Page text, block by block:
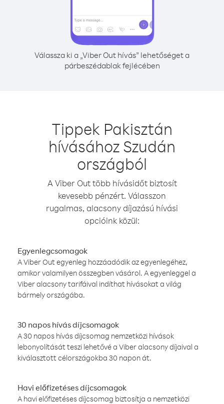
Válassza ki a „Viber Out hívás” lehetőséget a
párbeszédablak fejlécében
Tippek Pakisztán
hívásához Szudán
országból
A Viber Out több hívásidőt biztosít
kevesebb pénzért. Válasszon
rugalmas, alacsony díjazású hívási
opcióink közül:
Egyenlegcsomagok
A Viber Out egyenleg hozzáadódik az egyenlegéhez,
amikor valamilyen összegben vásárol. A egyenleggel a
Viber alacsony tarifáival indíthat hívásokat a világ
bármely országába.
30 napos hívás díjcsomagok
A 30 napos hívás díjcsomag nemzetközi hívások
lebonyolítását teszi lehetővé a Viber alacsony díjaival a
kiválasztott célországokba 30 napon át.
Havi előfizetéses díjcsomagok
A havi előfizetéses díjcsomag biztosítja a nemzetközi